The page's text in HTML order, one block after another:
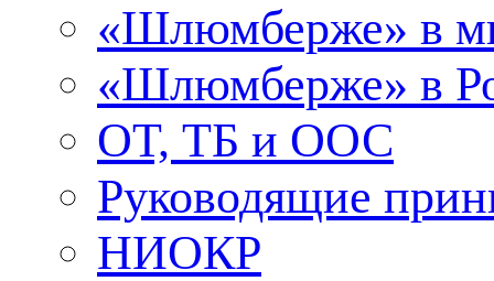
«Шлюмберже» в
«Шлюмберже» в
ОТ, ТБ и ООС
Руководящие
НИОКР